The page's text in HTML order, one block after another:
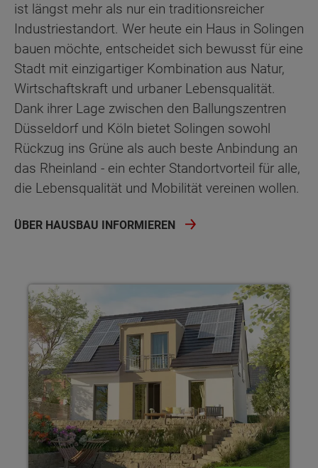
ist längst mehr als nur ein traditionsreicher
Industriestandort. Wer heute ein Haus in Solingen
bauen möchte, entscheidet sich bewusst für eine
Stadt mit einzigartiger Kombination aus Natur,
Wirtschaftskraft und urbaner Lebensqualität.
Dank ihrer Lage zwischen den Ballungszentren
Düsseldorf und Köln bietet Solingen sowohl
Rückzug ins Grüne als auch beste Anbindung an
das Rheinland - ein echter Standortvorteil für alle,
die Lebensqualität und Mobilität vereinen wollen.
ÜBER HAUSBAU INFORMIEREN
Einfamilienhaus in Solingen